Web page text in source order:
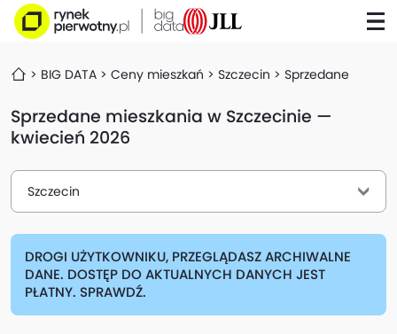
BIG DATA Ceny mieszkań Szczecin Sprzedane
Sprzedane mieszkania w Szczecinie —
kwiecień 2026
Szczecin
DROGI UŻYTKOWNIKU, PRZEGLĄDASZ ARCHIWALNE
DANE. DOSTĘP DO AKTUALNYCH DANYCH JEST
PŁATNY. SPRAWDŹ.